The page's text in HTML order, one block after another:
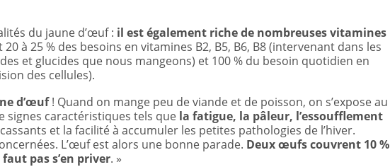
du jaune d’œuf : il est également riche de nombreuses vitamines
à 25 % des besoins en vitamines B2, B5, B6, B8 (intervenant dans les
et glucides que nous mangeons) et 100 % du besoin quotidien en
des cellules).
d’œuf! Quand on mange peu de viande et de poisson, on s’expose au
signes caractéristiques tels que la fatigue, la pâleur, l’essoufflement
et la facilité à accumuler les petites pathologies de l’hiver.
L’œuf est alors une bonne parade. Deux œufs couvrent 10 %
pas s’en priver. »